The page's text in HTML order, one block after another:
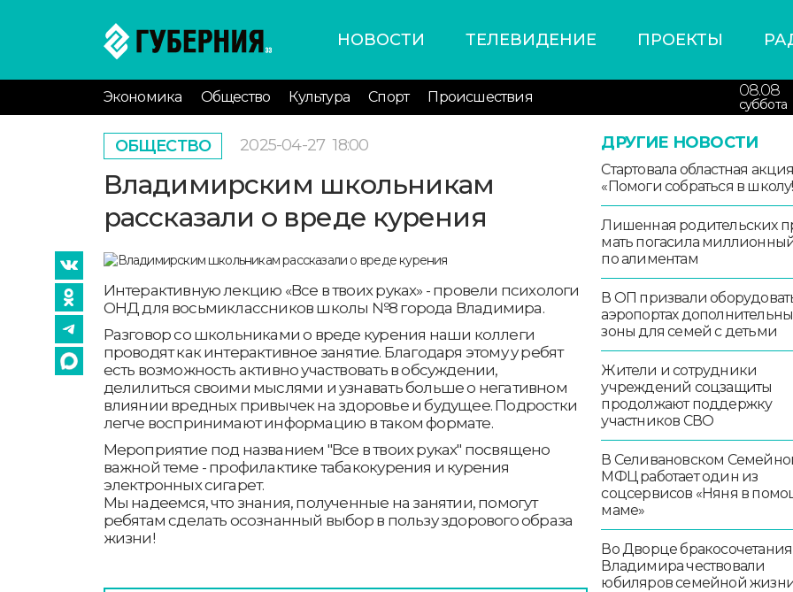
НОВОСТИ ТЕЛЕВИДЕНИЕ ПРОЕКТЫ
Экономика Общество Культура Спорт Происшествия 08.08
суббота
ОБЩЕСТВО 2025-04-27 18:00
Владимирским школьникам
рассказали о вреде курения
Интерактивную лекцию «Все в твоих руках» - провели психологи
ОНД для восьмиклассников школы №8 города Владимира.
Разговор со школьниками о вреде курения наши коллеги
проводят как интерактивное занятие. Благодаря этому у ребят
есть возможность активно участвовать в обсуждении,
делилиться своими мыслями и узнавать больше о негативном
влиянии вредных привычек на здоровье и будущее. Подростки
легче воспринимают информацию в таком формате.
Мероприятие под названием "Все в твоих руках" посвящено
важной теме - профилактике табакокурения и курения
электронных сигарет.
Мы надеемся, что знания, полученные на занятии, помогут
ребятам сделать осознанный выбор в пользу здорового образа
жизни!
ДРУГИЕ НОВОСТИ
Стартовала областная
«Помоги собраться в
Лишенная родительских
мать погасила
по алиментам
В ОП призвали
аэропортах
зоны для семей с детьми
Жители и сотрудники
учреждений соцзащиты
продолжают поддержку
участников СВО
В Селивановском
МФЦ работает один из
соцсервисов «Няня в
маме»
Во Дворце бракосочетания
Владимира чествовали
юбиляров семейной